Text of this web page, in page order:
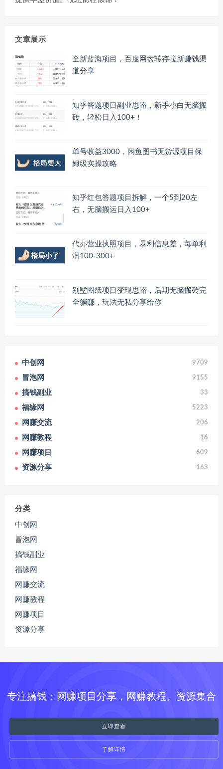
文章展示
全新蓝海项目，百度网盘转存拉新赚钱渠
道分享
知乎答题项目副业思路，新手小白无脑搬
砖，轻松日入100+！
单号收益3000，闲鱼图书无货源项目保
姆级实操攻略
知乎红包答题项目拆解，一个5到20左
右，无脑搬运日入100+
代办营业执照项目，暴利信息差，每单利
润100-300+
别墅图纸项目变现思路，后期无脑搬砖完
全躺赚，玩法无私分享给你
中创网 9709
冒泡网 9155
搞钱副业 33
福缘网 5223
网赚交流 206
网赚教程 16
网赚项目 609
资源分享 163
分类
中创网
冒泡网
搞钱副业
福缘网
网赚交流
网赚教程
网赚项目
资源分享
专注搞钱：网赚项目分享，网赚教程、资源集合
立即查看
了解详情